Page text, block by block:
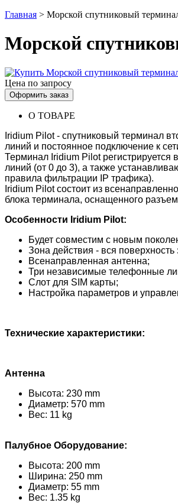
Главная > Морской спутниковый
Морской
Цена по запросу
Оформить заказ
О ТОВАРЕ
Iridium Pilot - спутниковый терминал
линий и постоянное подключение к
Терминал Iridium Pilot регистрируется
линий (от 0 до 3), а также
правила фильтрации IP трафика).
Iridium Pilot состоит из
блока терминала, оснащенного
Особенности Iridium Pilot:
Будет совместим с новым
Зона действия - вся
Всенаправленная антенна;
Три независимые телефонные
Слот для SIM карты;
Настройка параметров и
Технические характеристики:
Антенна
Высота: 230 mm
Диаметр: 570 mm
Вес: 11 kg
Палубное Оборудование:
Высота: 200 mm
Ширина: 250 mm
Диаметр: 55 mm
Вес: 1.35 kg